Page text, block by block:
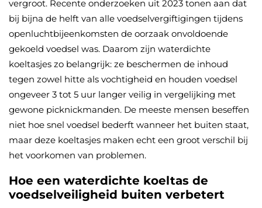
vergroot. Recente onderzoeken uit 2023 tonen aan dat
bij bijna de helft van alle voedselvergiftigingen tijdens
openluchtbijeenkomsten de oorzaak onvoldoende
gekoeld voedsel was. Daarom zijn waterdichte
koeltasjes zo belangrijk: ze beschermen de inhoud
tegen zowel hitte als vochtigheid en houden voedsel
ongeveer 3 tot 5 uur langer veilig in vergelijking met
gewone picknickmanden. De meeste mensen beseffen
niet hoe snel voedsel bederft wanneer het buiten staat,
maar deze koeltasjes maken echt een groot verschil bij
het voorkomen van problemen.
Hoe een waterdichte koeltas de
voedselveiligheid buiten verbetert